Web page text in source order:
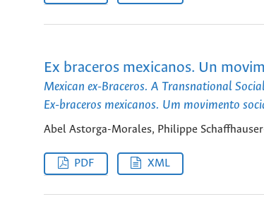
Ex braceros mexicanos. Un
Mexican ex-Braceros. A Transnational
Ex-braceros mexicanos. Um movimento
Abel Astorga-Morales, Philippe
PDF XML